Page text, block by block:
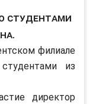
студентами
филиале
из
директор